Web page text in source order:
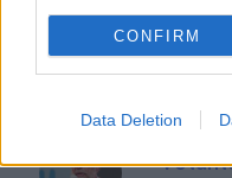
CONFIRM
Data Deletion
Suelta y confía